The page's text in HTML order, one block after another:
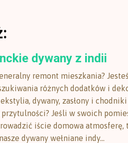
dywany z indii
remont mieszkania?
różnych dodatków i
dywany, zasłony i
Jeśli w swoich
iście domowa atmosferę,
dywany wełniane indy...